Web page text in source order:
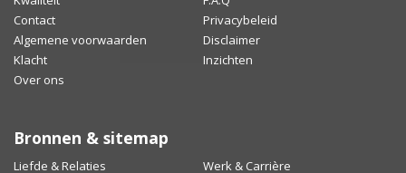
Contact
Privacybeleid
Algemene voorwaarden
Disclaimer
Klacht
Inzichten
Over ons
Bronnen & sitemap
Liefde & Relaties Werk & Carrière